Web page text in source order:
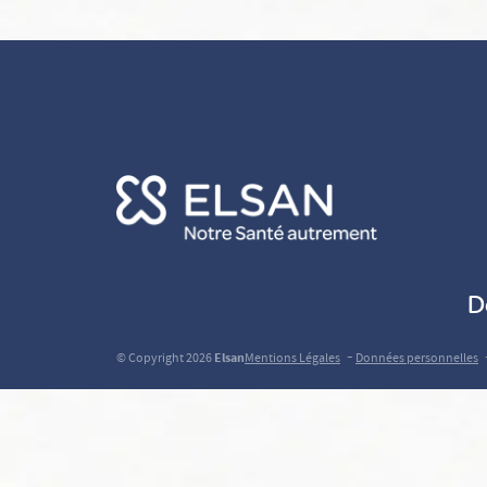
© Copyright 2026ElsanMentions Légales -Données personnelles